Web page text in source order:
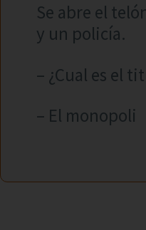
Se abre el
y un policía.
– ¿Cual es el
– El monopoli